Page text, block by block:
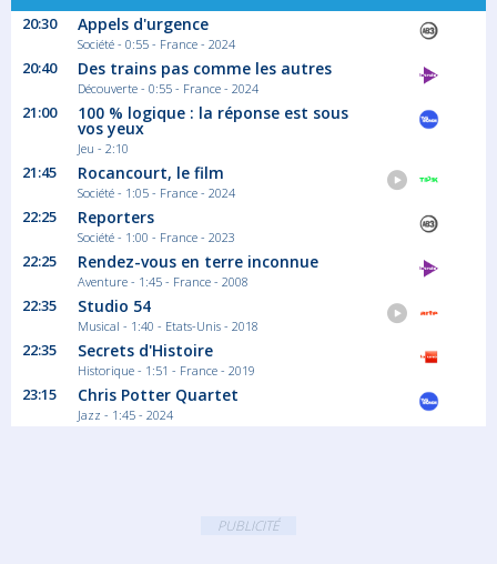
20:30 Appels d'urgence
Société - 0:55 - France - 2024
20:40 Des trains pas comme les autres
Découverte - 0:55 - France - 2024
21:00 100 % logique : la réponse est sous
vos yeux
Jeu - 2:10
21:45 Rocancourt, le film
Société - 1:05 - France - 2024
22:25 Reporters
Société - 1:00 - France - 2023
22:25 Rendez-vous en terre inconnue
Aventure - 1:45 - France - 2008
22:35 Studio 54
Musical - 1:40 - Etats-Unis - 2018
22:35 Secrets d'Histoire
Historique - 1:51 - France - 2019
23:15 Chris Potter Quartet
Jazz - 1:45 - 2024
PUBLICITÉ